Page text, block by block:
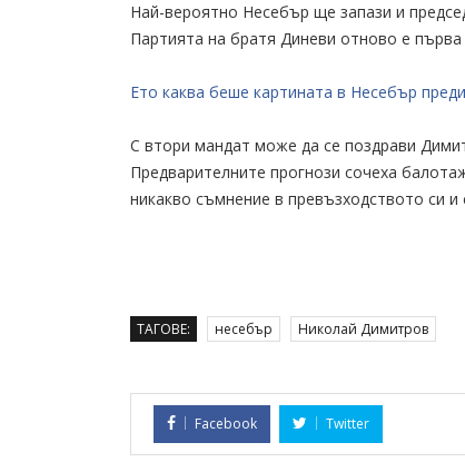
Най-вероятно Несебър ще запази и
Партията на братя Диневи отново е
Ето каква беше картината в Несебър
С втори мандат може да се поздрави
Предварителните прогнози сочеха
никакво съмнение в превъзходството си и
ТАГОВЕ: несебър Николай Димитров
Facebook Twitter